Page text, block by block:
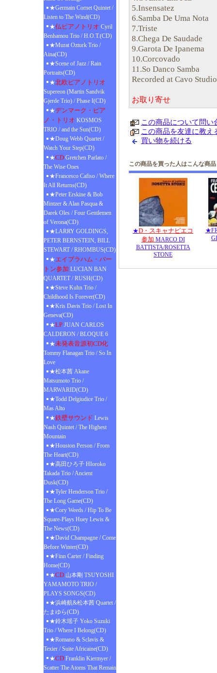
★Germain Cornet Quintet /
Listen to The Wind(CD)
★仏ピアノトリオ Cyril
Benhamou Trio / H.O.T.(CD)
★Murat Ozturk Trio /
Aina(CD)
★Scene of Jazz / Rain
Portraits(CD)
★北欧ピアノトリオ
Supereon (Martin Sandvik
Gjerde Trio) / Phase I(CD)
★デンマーク・ピア
ノ・トリオ KOSMOS
TRIO / and the Sun(CD)
★Doug Webb Quartet /
Watch Your Step(CD)
★CD Gretchen Parlato /
The Wise Ones
★Francesco Cafiso / Where
It All Returns(CD)
★Peter Erskine & Bob
Mintzer & Alan Pasqua &
Darek Oles / Four Gentlemen
of Verona(CD)
★LARRY GOLDINGS,
PETER BERNSTEIN, BILL
STEWART / RHOMBUS(CD)
★エイブラハム・バー
トン参加 LUCIAN BAN
QUARTET / RUSH(CD)
★Steve Kuhn Trio /
Childhood Is Forever(CD)
★Kris Davis Trio / Lost In
Geneva(CD)
★LP JUAN CARLOS
CALDERON / BLOQUE 6
★未発表音源初CD化
Tommy Flanagan Trio / So In
Love
★松本茜 Akane
Matsumoto Trio /
MARWARID(CD)
★Todd Delgiudice Trio /
Mas Alto
★鉄壁サウンド Lewis
Nash Quintet / The Highest
Mountain
★Houston Person / From
The Heart(CD)
★高田ひろ子 HIoroko
Takada Trio / Ancient
Dusk(CD)
★Tyler Henderson Trio /
The Long Game(CD)
★Cory Weeds / Hip To Be
Square-Plays Huey Lewis &
The News(CD)
★David Champagne / Come
Before Winter(CD)
★Finn Carter / Finding
Home(CD)
★CD 山本剛 TSUYOSHI
YAMAMOTO TRIO /
PLAYS SONGS(CD)
★浜崎航&松本茜 Quartet /
たまゆら(CD)
★鈴木瑶子 Yoko Suzuki
Trio / Where I Belong(CD)
★Romano & Sclavis &
Texier / Suite Africaine(CD)
★CD Franklin Kiermyer /
Scatter The Atoms That Remain
5.Insensatez
6.Samba De Uma Nota
7.Triste
8.Chega De Saudade
9.Garota De Ipanema
10.Corcovado
11.So Danco Samba
Recorded at Cavo
お取り寄せ
この商品について問い
この商品を友達に教え
買い物を続ける
この商品を買った人はこんな商
★D・スキャナピエコ
参加 MARCO DI
BATTISTA/ROSETTA
STONE